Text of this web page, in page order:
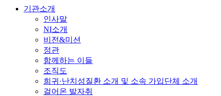
기관소개
인사말
NI소개
비전&미션
정관
함께하는 이들
조직도
희귀·난치성질환 소개 및 소속 가입단체 소개
걸어온 발자취